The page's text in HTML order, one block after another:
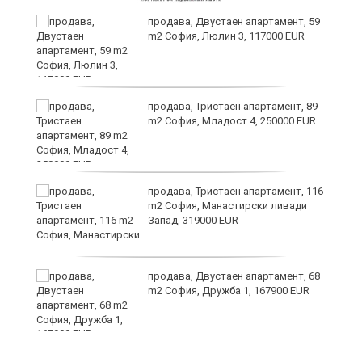
продава, Двустаен апартамент, 59
m2 София, Люлин 3, 117000 EUR
продава, Тристаен апартамент, 89
m2 София, Младост 4, 250000 EUR
продава, Тристаен апартамент, 116
m2 София, Манастирски ливади
Запад, 319000 EUR
продава, Двустаен апартамент, 68
m2 София, Дружба 1, 167900 EUR